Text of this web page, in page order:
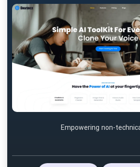
Empowering non-